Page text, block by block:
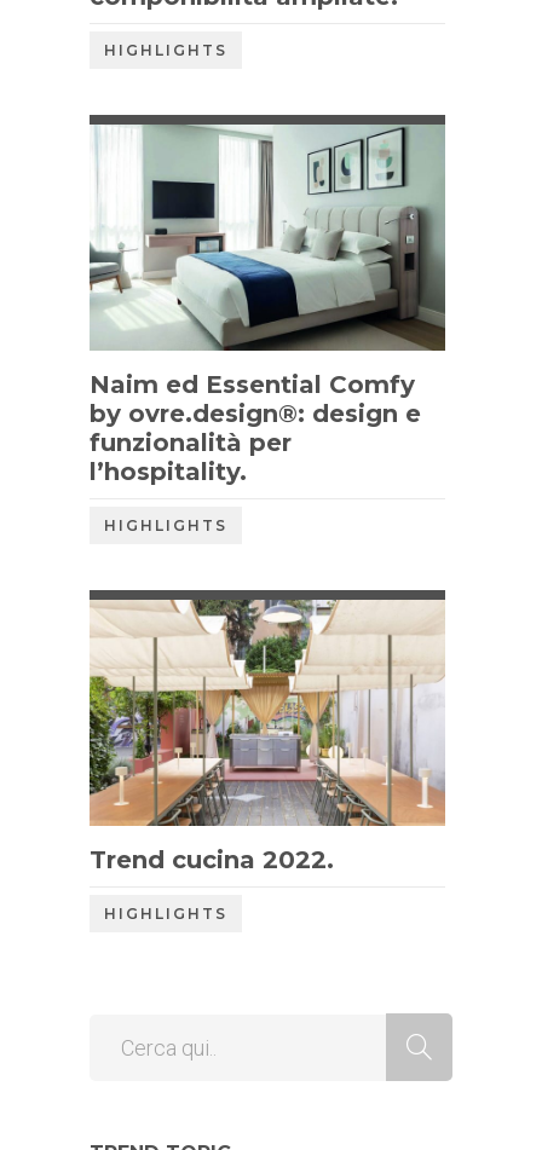
HIGHLIGHTS
Naim ed Essential Comfy
by ovre.design®: design e
funzionalità per
l’hospitality.
HIGHLIGHTS
Trend cucina 2022.
HIGHLIGHTS